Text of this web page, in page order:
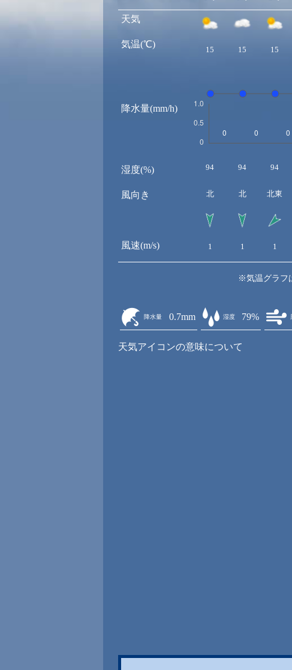
天気
気温(℃)
降水量(mm/h)
湿度(%)
風向き
風速(m/s)
15 15 15
94 94 94
北 北 北東
1 1 1
※気温グラフ
降水量 0.7mm 湿度 79%
天気アイコンの意味について